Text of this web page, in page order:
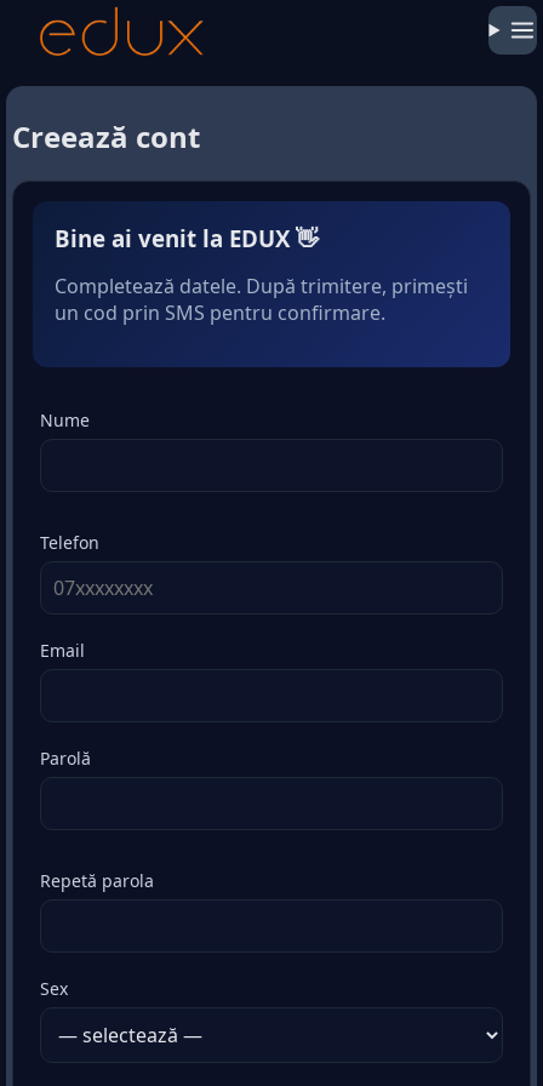
Creează cont
Bine ai venit la EDUX 👋
Completează datele. După trimitere, primești
un cod prin SMS pentru confirmare.
Nume
Telefon
Email
Parolă
Repetă parola
Sex